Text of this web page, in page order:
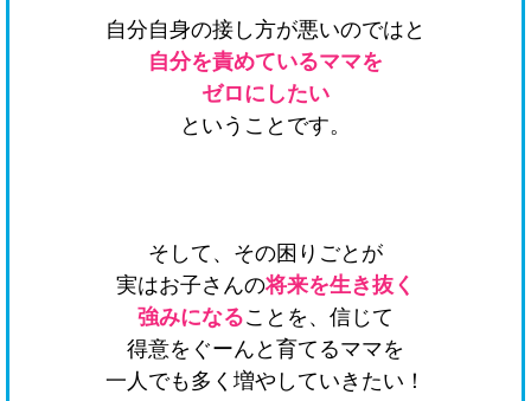
自分自身の接し方が悪いのではと
自分を責めているママを
ゼロにしたい
ということです。
そして、その困りごとが
実はお子さんの将来を生き抜く
強みになることを、信じて
得意をぐーんと育てるママを
一人でも多く増やしていきたい！